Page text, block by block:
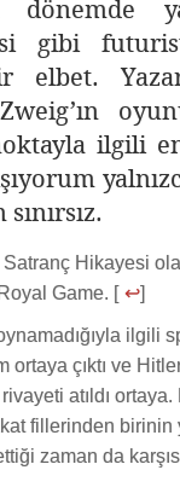
dönemde
gibi
elbet.
Zweig’ın
ilgili
Satranç Hikayesi
Game. [ ↩]
ilgili
çıktı ve
atıldı ortaya.
fillerinden
zaman da